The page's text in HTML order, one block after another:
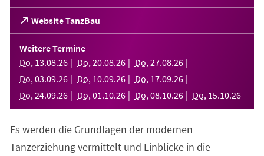
Website TanzBau
(Öffnet
in
einem
neuen
Tab)
Weitere Termine
Do, 13.08.26 Do, 20.08.26 Do, 27.08.26
Do, 03.09.26 Do, 10.09.26 Do, 17.09.26
Do, 24.09.26 Do, 01 .10.26 Do, 08.10.26 Do, 15.10.26
Es werden die Grundlagen der modernen
Tanzerziehung vermittelt und Einblicke in die